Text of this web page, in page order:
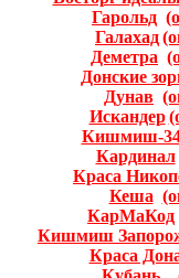
Гарольд
Галахад
Деметра
Донские
Дунав
Искандер
Кишмиш-
Кардинал
Краса
Кеша
КарМаКод
Кишмиш
Краса